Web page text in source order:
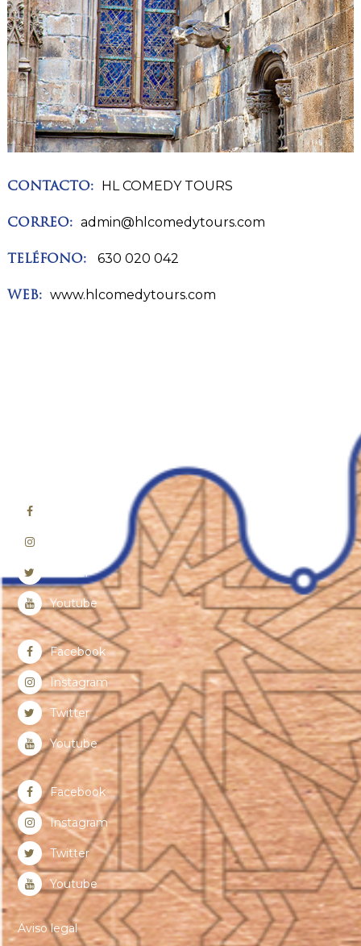
CONTACTO: HL COMEDY TOURS
CORREO: admin@hlcomedytours.com
TELÉFONO: 630 020 042
WEB: www.hlcomedytours.com
Twitter
Youtube
Facebook
Instagram
Twitter
Youtube
Facebook
Instagram
Twitter
Youtube
Aviso legal